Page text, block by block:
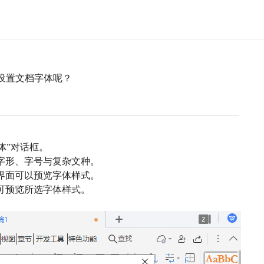
置文档字体呢？
对话框。
、字号与复杂文种。
可以预览字体样式。
览所选字体样式。